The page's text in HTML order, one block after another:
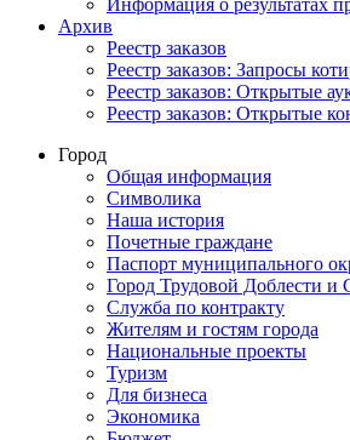
Архив
Реестр заказов
Реестр заказов: Запросы
Реестр заказов: Открытые
Реестр заказов: Открытые
Город
Общая информация
Символика
Наша история
Почетные граждане
Паспорт муниципального
Город Трудовой Доблести и
Служба по контракту
Жителям и гостям города
Национальные проекты
Туризм
Для бизнеса
Экономика